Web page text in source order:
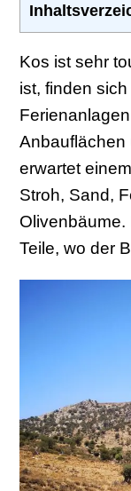
Kos ist sehr
ist, finden
Anbauflächen
erwartet
Stroh, Sand,
Teile, wo der